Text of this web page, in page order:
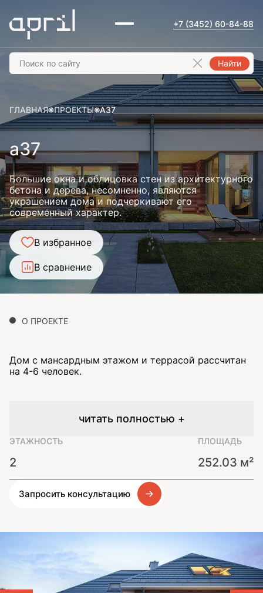
+7 (3452) 60-84-88
Найти
ГЛАВНАЯ ПРОЕКТЫ A37
a37
Большие окна и облицовка стен из архитектурного
бетона и дерева, несомненно, являются
украшением дома и подчеркивают его
современный характер.
В избранное
В сравнение
О ПРОЕКТЕ
Дом с мансардным этажом и террасой рассчитан
на 4-6 человек.
читать полностью +
ЭТАЖНОСТЬ
2
ПЛОЩАДЬ
252.03 м²
Запросить консультацию